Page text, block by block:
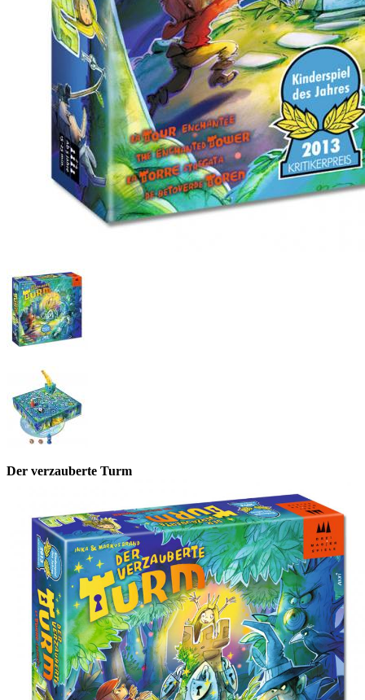
Der verzauberte Turm